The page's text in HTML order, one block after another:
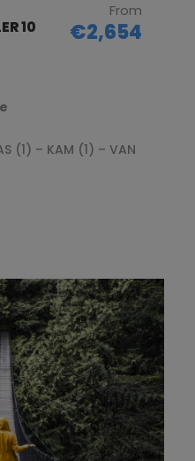
10
From
€2,654
(1) – KAM (1) – VAN